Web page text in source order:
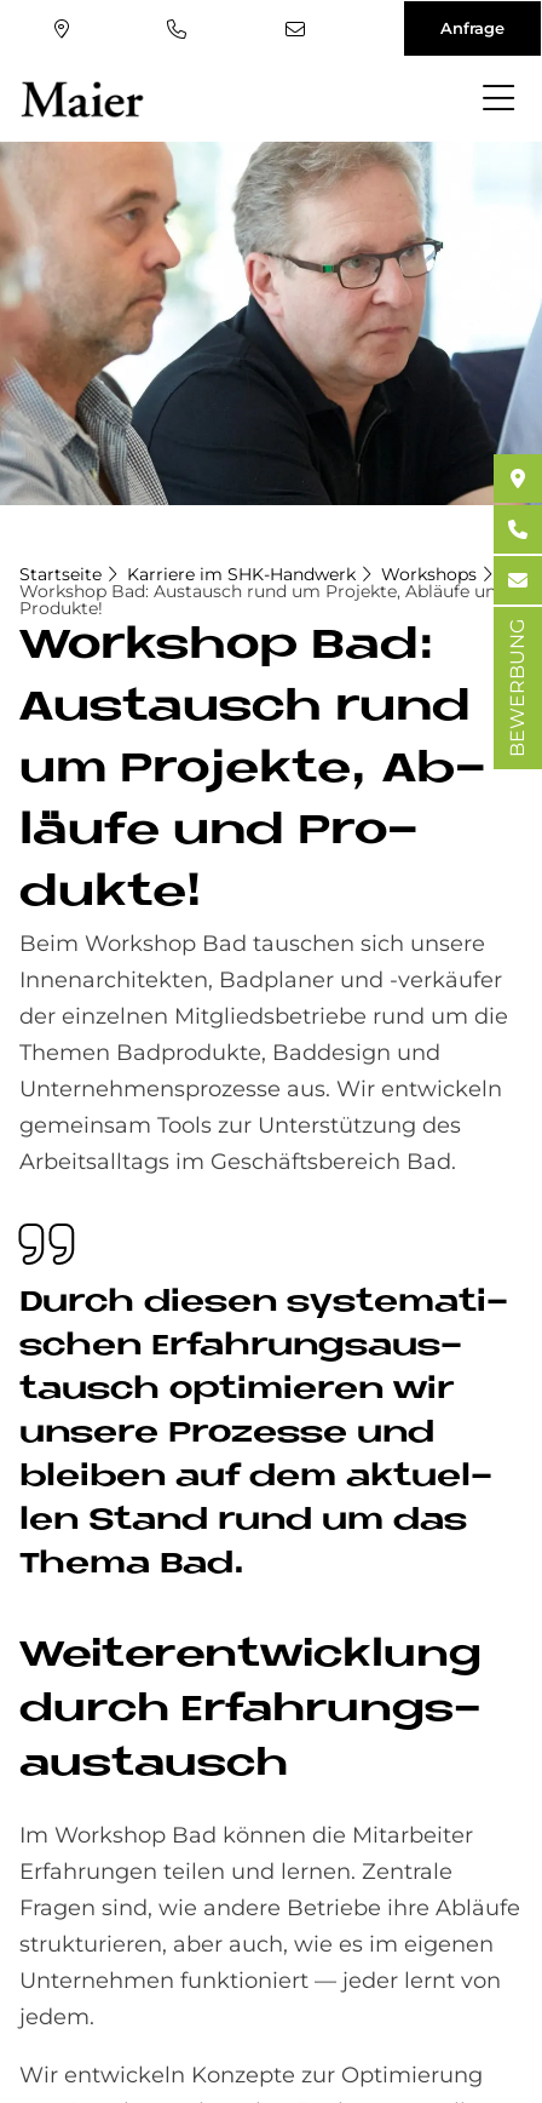
Direkt
zum
Inhalt
Anfrage
Startseite Karriere im SHK-Handwerk Workshops
Workshop Bad: Austausch rund um Projekte, Abläufe und
Produkte!
Work­s­hop Bad:
Aus­tausch rund
um Pro­jek­te, Ab­
läu­fe und Pro­
duk­te!
Beim Workshop Bad tauschen sich unsere
Innenarchitekten, Badplaner und -verkäufer
der einzelnen Mitgliedsbetriebe rund um die
Themen Badprodukte, Baddesign und
Unternehmensprozesse aus. Wir entwickeln
gemeinsam Tools zur Unterstützung des
Arbeitsalltags im Geschäftsbereich Bad.
Durch die­sen sy­ste­ma­ti­
schen Er­fah­rungs­aus­
tausch op­ti­mie­ren wir
un­se­re Pro­zes­se und
blei­ben auf dem ak­tu­el­
len Stand rund um das
The­ma Bad.
Wei­ter­ent­wick­lung
durch Er­fah­rungs­
aus­tausch
Im Workshop Bad können die Mitarbeiter
Erfahrungen teilen und lernen. Zentrale
Fragen sind, wie andere Betriebe ihre Abläufe
strukturieren, aber auch, wie es im eigenen
Unternehmen funktioniert — jeder lernt von
jedem.
Wir entwickeln Konzepte zur Optimierung
BEWERBUNG